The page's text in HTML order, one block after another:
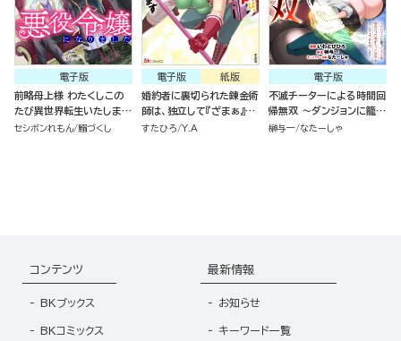
電子版
前略母上様 わたくしこの
たび異世界転生いたしまし
て、悪役令嬢になりました
セシボンれもん 鰯づくし
紙版
電子版
婚約者に裏切られた錬金術
師は、独立して『ざまぁ』し
ます（7）
すたひろ Y.A
電子版
不滅チーターによる時間回
帰無双 ～ダンジョンに籠っ
て1万年。最弱だった俺が
榊与一 なたーしゃ
コンテンツ
BKブックス
BKコミックス
最新情報
お知らせ
キーワード一覧